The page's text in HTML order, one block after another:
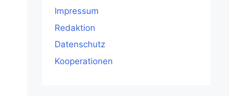
Impressum
Redaktion
Datenschutz
Kooperationen